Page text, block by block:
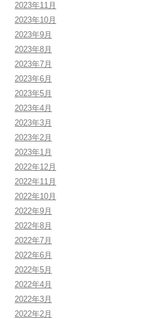
2023年11月
2023年10月
2023年9月
2023年8月
2023年7月
2023年6月
2023年5月
2023年4月
2023年3月
2023年2月
2023年1月
2022年12月
2022年11月
2022年10月
2022年9月
2022年8月
2022年7月
2022年6月
2022年5月
2022年4月
2022年3月
2022年2月